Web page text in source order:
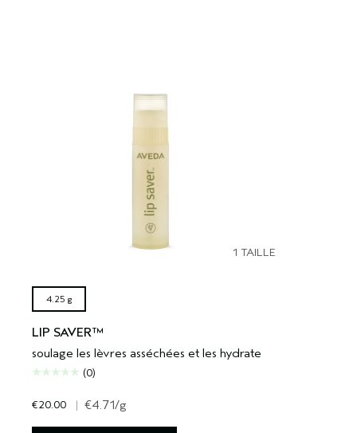
1 TAILLE
4.25 g
LIP SAVER™
soulage les lèvres asséchées et les hydrate
(0)
€20.00 | €4.71/g